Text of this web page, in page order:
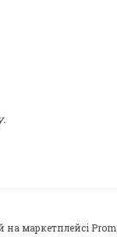
на маркетплейсі